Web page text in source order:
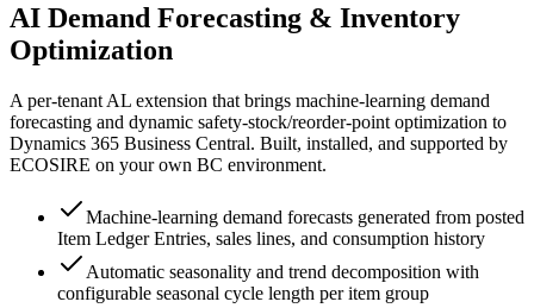
AI Demand Forecasting & Inventory
Optimization
A per-tenant AL extension that brings machine-learning demand
forecasting and dynamic safety-stock/reorder-point optimization to
Dynamics 365 Business Central. Built, installed, and supported by
ECOSIRE on your own BC environment.
Machine-learning demand forecasts generated from posted
Item Ledger Entries, sales lines, and consumption history
Automatic seasonality and trend decomposition with
configurable seasonal cycle length per item group